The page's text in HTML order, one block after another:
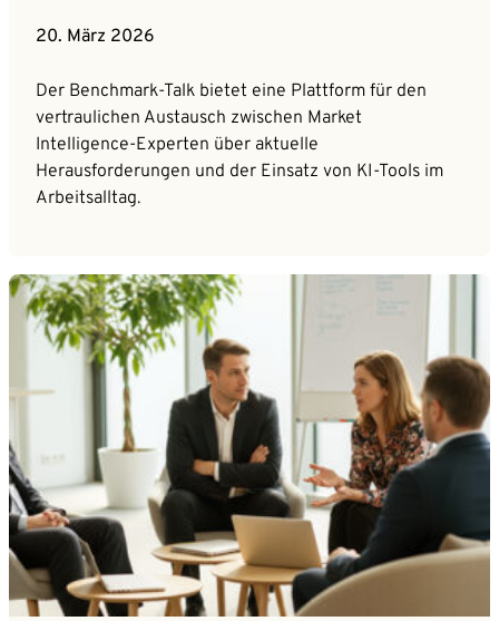
20. März 2026
Der Benchmark-Talk bietet eine Plattform für den
vertraulichen Austausch zwischen Market
Intelligence-Experten über aktuelle
Herausforderungen und der Einsatz von KI-Tools im
Arbeitsalltag.